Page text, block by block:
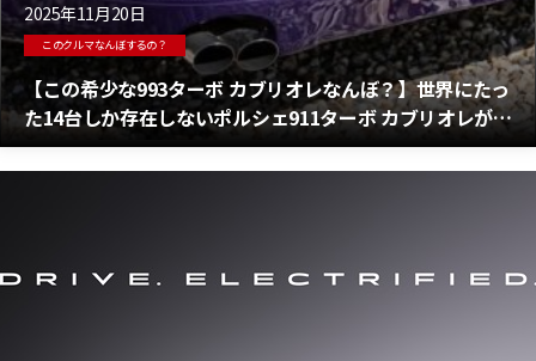
2025年11月20日
このクルマなんぼするの？
【この希少な993ターボ カブリオレなんぼ？】世界にたっ
た14台しか存在しないポルシェ911ターボ カブリオレがオ
ークションに！